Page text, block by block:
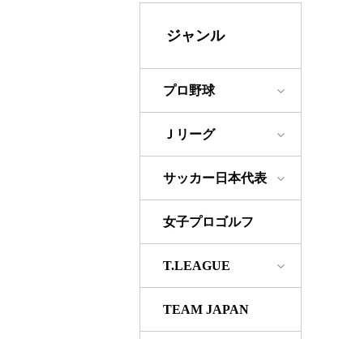
ジャンル
プロ野球
Ｊリーグ
サッカー日本代表
女子プロゴルフ
T.LEAGUE
TEAM JAPAN